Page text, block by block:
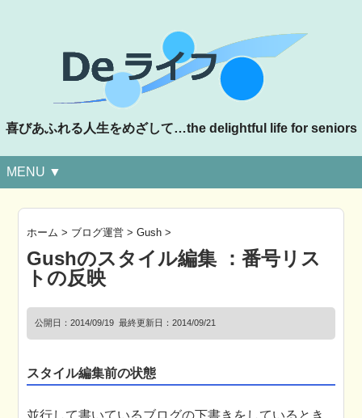
喜びあふれる人生をめざして…the delightful life for seniors
MENU ▼
ホーム > ブログ運営 >Gush >
Gushのスタイル編集 ：番号リス
トの反映
公開日：2014/09/19 最終更新日：2014/09/21
スタイル編集前の状態
並行して書いているブログの下書きをしているとき